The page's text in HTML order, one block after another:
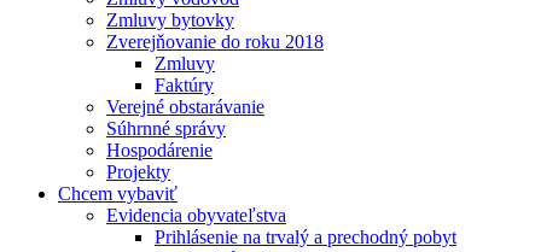
Zmluvy bytovky
Zverejňovanie do roku 2018
Zmluvy
Faktúry
Verejné obstarávanie
Súhrnné správy
Hospodárenie
Projekty
Chcem vybaviť
Evidencia obyvateľstva
Prihlásenie na trvalý a prechodný pobyt